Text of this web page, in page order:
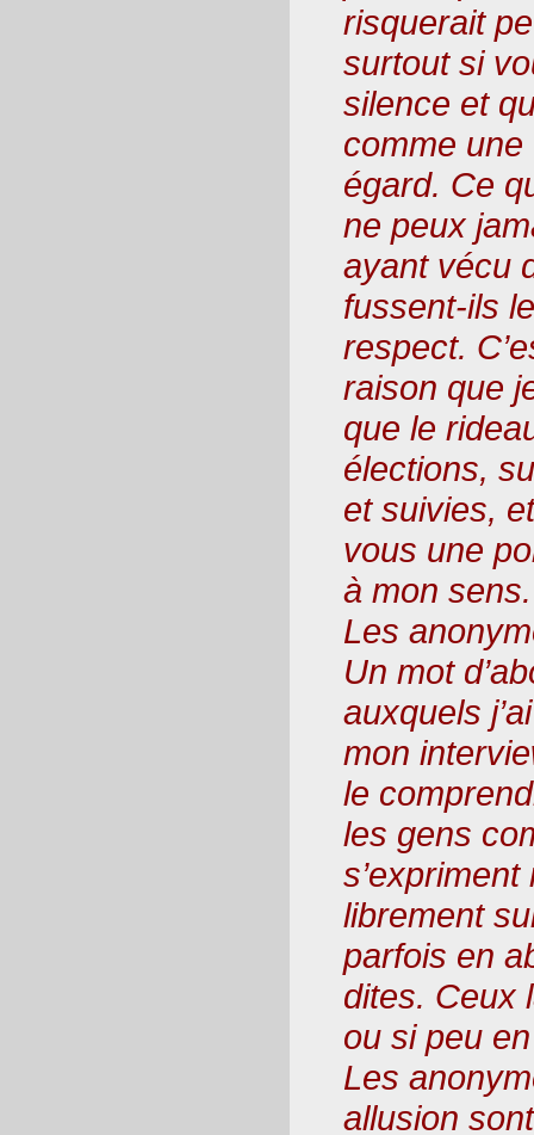
risquerait
surtout si
silence et
comme
égard. Ce
ne peux
ayant vécu
fussent-ils
respect.
raison que
que le
élections,
et suivies,
vous une
à mon sens.
Les
Un mot
auxquels
mon
le
les gens
librement
parfois en
dites. Ceux
ou si peu
Les
allusion